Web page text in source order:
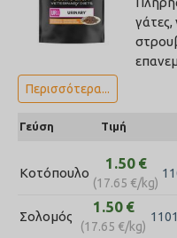
γάτες,
Περισσότερα...
Γεύση Τιμή
Κοτόπουλο
1.50 €
(17.65 €/kg)
Σολομός
1.50 €
(17.65 €/kg)